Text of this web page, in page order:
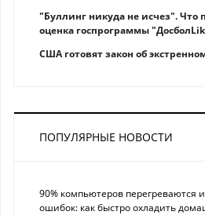
"Буллинг никуда не исчез". Что
оценка госпрограммы
США готовят закон об
ПОПУЛЯРНЫЕ НОВОСТИ
90% компьютеров перегреваются
ошибок: как быстро охладить